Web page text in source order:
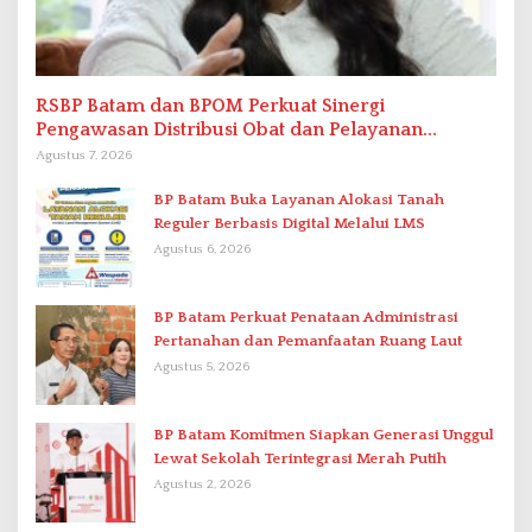
RSBP Batam dan BPOM Perkuat Sinergi
Pengawasan Distribusi Obat dan Pelayanan
Kefarmasian
Agustus 7, 2026
BP Batam Buka Layanan Alokasi Tanah
Reguler Berbasis Digital Melalui LMS
Agustus 6, 2026
BP Batam Perkuat Penataan Administrasi
Pertanahan dan Pemanfaatan Ruang Laut
Agustus 5, 2026
BP Batam Komitmen Siapkan Generasi Unggul
Lewat Sekolah Terintegrasi Merah Putih
Agustus 2, 2026